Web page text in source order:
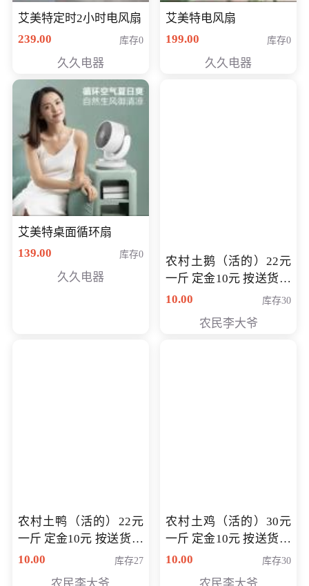
艾美特定时2小时电风扇
239.00
库存0
久久电器
艾美特电风扇
199.00
库存0
久久电器
艾美特桌面循环扇
139.00
库存0
久久电器
农村土鹅（活的）22元
一斤 定金10元 按送货交
付时秤重计算货款 定金
10.00 库存30
农民李大爷
农村土鸭（活的）22元
一斤 定金10元 按送货交
付时秤重计算货款 定金
10.00 库存27
农村土鸡（活的）30元
一斤 定金10元 按送货交
付时秤重计算货款 定金
10.00 库存30